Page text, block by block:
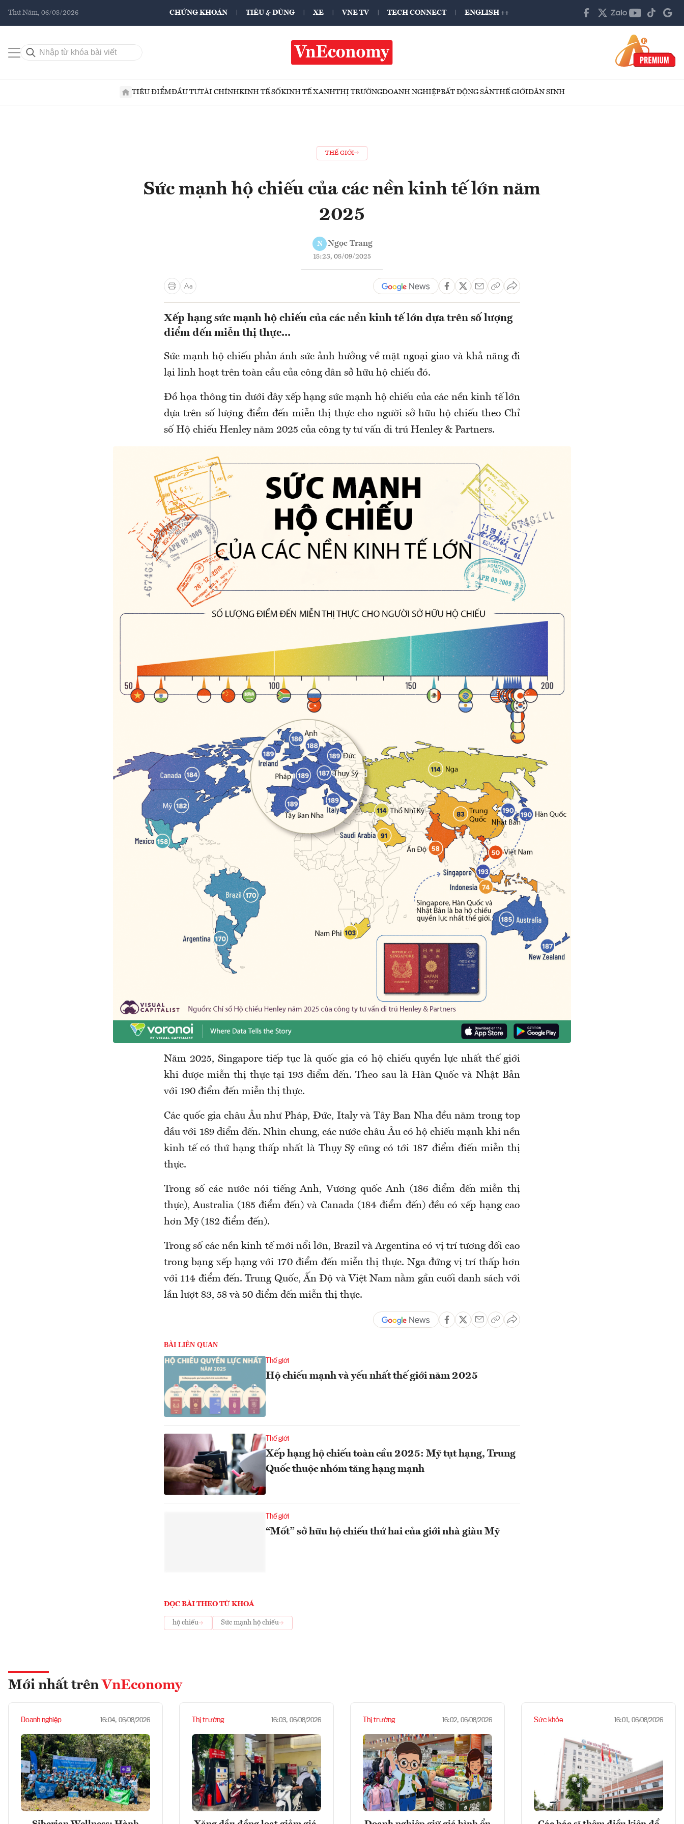
Thứ Năm, 06/08/2026 CHỨNG KHOÁN TIÊU & DÙNG XE VNE TV TECH CONNECT ENGLISH ++
TIÊU ĐIỂMĐẦU TƯTÀI CHÍNHKINH TẾ SỐKINH TẾ XANHTHỊ TRƯỜNGDOANH NGHIỆPBẤT ĐỘNG SẢNTHẾ GIỚIDÂN SINH
THẾ GIỚI
Sức mạnh hộ chiếu của các nền kinh tế lớn năm
2025
N Ngọc Trang
18:23, 08/09/2025
Xếp hạng sức mạnh hộ chiếu của các nền kinh tế lớn dựa trên số lượng
điểm đến miễn thị thực...
Sức mạnh hộ chiếu phản ánh sức ảnh hưởng về mặt ngoại giao và khả năng đi
lại linh hoạt trên toàn cầu của công dân sở hữu hộ chiếu đó.
Đồ họa thông tin dưới đây xếp hạng sức mạnh hộ chiếu của các nền kinh tế lớn
dựa trên số lượng điểm đến miễn thị thực cho người sở hữu hộ chiếu theo Chỉ
số Hộ chiếu Henley năm 2025 của công ty tư vấn di trú Henley & Partners.
Năm 2025, Singapore tiếp tục là quốc gia có hộ chiếu quyền lực nhất thế giới
khi được miễn thị thực tại 193 điểm đến. Theo sau là Hàn Quốc và Nhật Bản
với 190 điểm đến miễn thị thực.
Các quốc gia châu Âu như Pháp, Đức, Italy và Tây Ban Nha đều năm trong top
đầu với 189 điểm đến. Nhìn chung, các nước châu Âu có hộ chiếu mạnh khi nền
kinh tế có thứ hạng thấp nhất là Thụy Sỹ cũng có tới 187 điểm điến miễn thị
thực.
Trong số các nước nói tiếng Anh, Vương quốc Anh (186 điểm đến miễn thị
thực), Australia (185 điểm đến) và Canada (184 điểm đến) đều có xếp hạng cao
hơn Mỹ (182 điểm đến).
Trong số các nền kinh tế mới nổi lớn, Brazil và Argentina có vị trí tương đối cao
trong bạng xếp hạng với 170 điểm đến miễn thị thực. Nga đứng vị trí thấp hơn
với 114 điểm đến. Trung Quốc, Ấn Độ và Việt Nam nằm gần cuối danh sách với
lần lượt 83, 58 và 50 điểm đến miễn thị thực.
BÀI LIÊN QUAN
Thế giới
Hộ chiếu mạnh và yếu nhất thế giới năm 2025
Thế giới
Xếp hạng hộ chiếu toàn cầu 2025: Mỹ tụt hạng, Trung
Quốc thuộc nhóm tăng hạng mạnh
Thế giới
“Mốt” sở hữu hộ chiếu thứ hai của giới nhà giàu Mỹ
ĐỌC BÀI THEO TỪ KHOÁ
hộ chiếu Sức mạnh hộ chiếu
Mới nhất trên VnEconomy
Doanh nghiệp 16:04, 06/08/2026 Thị trường 16:03, 06/08/2026 Thị trường 16:02, 06/08/2026 Sức khỏe 16:01, 06/08/2026